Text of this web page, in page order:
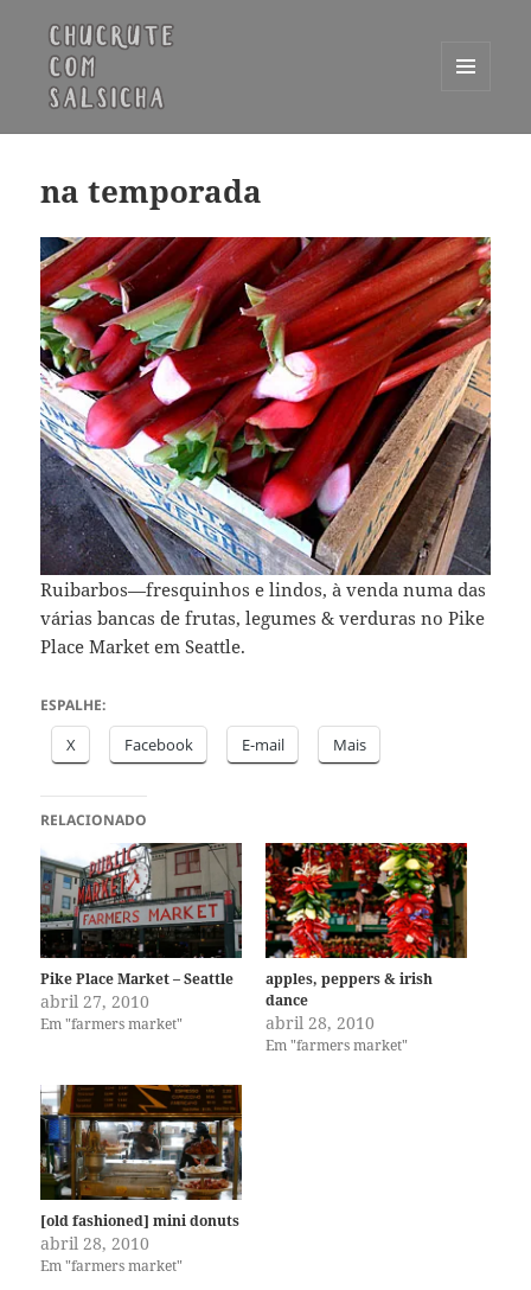
WIDGETS
na temporada
Ruibarbos—fresquinhos e lindos, à venda numa das
várias bancas de frutas, legumes & verduras no Pike
Place Market em Seattle.
ESPALHE:
X Facebook E-mail Mais
RELACIONADO
Pike Place Market – Seattle
abril 27, 2010
Em "farmers market"
apples, peppers & irish
dance
abril 28, 2010
Em "farmers market"
[old fashioned] mini donuts
abril 28, 2010
Em "farmers market"